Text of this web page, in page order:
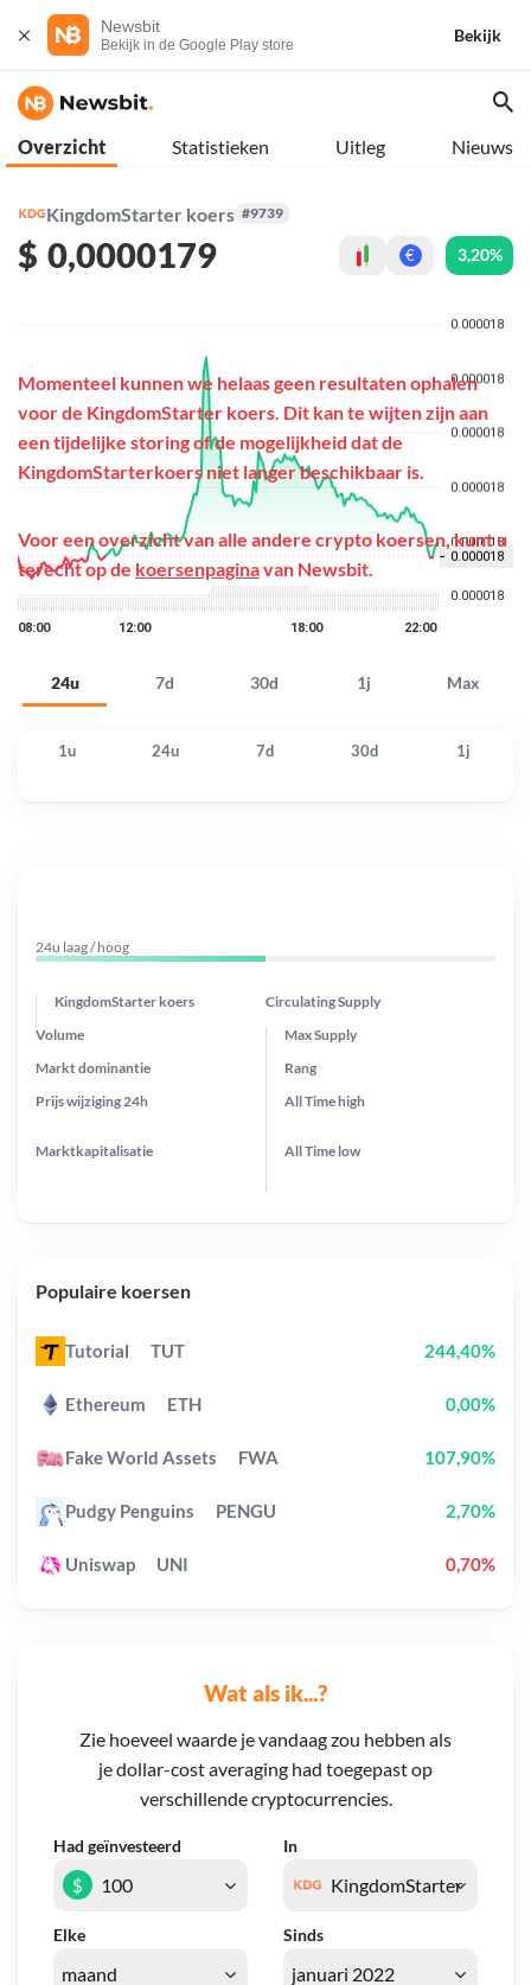
Newsbit
Bekijk in de Google Play store
Bekijk
Overzicht Statistieken Uitleg Nieuws
KingdomStarter koers #9739
$ 0,0000179 € 3,20%
24u 7d 30d 1j Max
Momenteel kunnen we helaas geen resultaten ophalen
voor de KingdomStarter koers. Dit kan te wijten zijn aan
een tijdelijke storing of de mogelijkheid dat de
KingdomStarterkoers niet langer beschikbaar is.
Voor een overzicht van alle andere crypto koersen, kunt u
terecht op de koersenpaginavan Newsbit.
1u 24u 7d 30d 1j
Wat als ik...?
Zie hoeveel waarde je vandaag zou hebben als
je dollar-cost averaging had toegepast op
verschillende cryptocurrencies.
Had geïnvesteerd In
Elke Sinds
$
24u laag / hoog
KingdomStarter koers Circulating Supply
Prijs wijziging 24h
Max Supply
Markt dominantie
Marktkapitalisatie
Volume
Rang
All Timehigh
All Time low
Populaire koersen
Tutorial TUT 244,40%
Ethereum ETH 0,00%
Fake World Assets FWA 107,90%
Pudgy Penguins PENGU 2,70%
Uniswap UNI 0,70%